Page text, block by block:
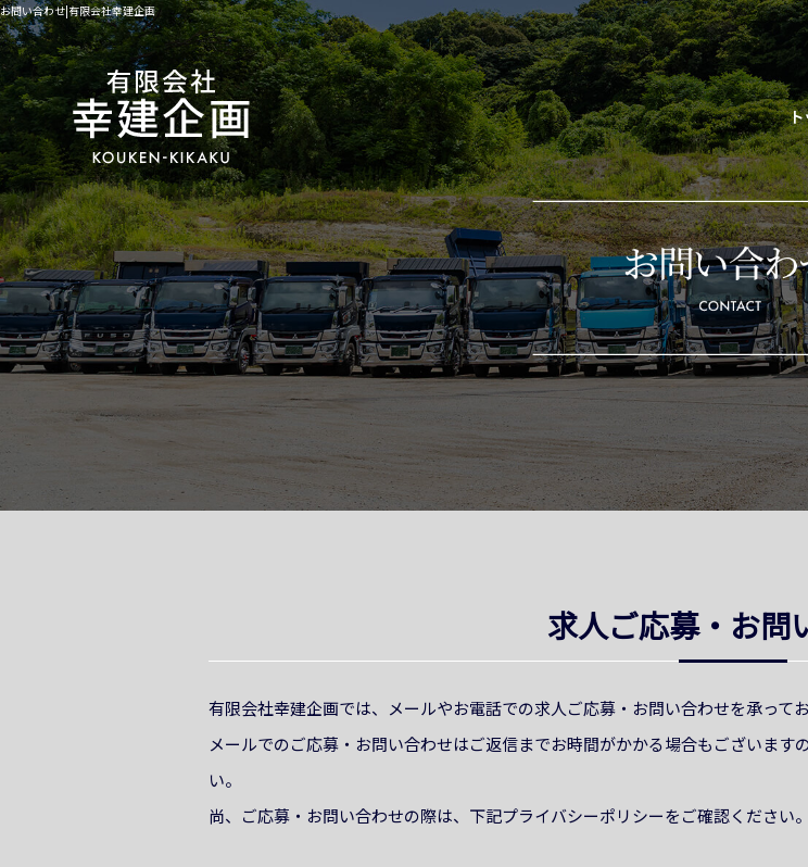
お問い合わせ|有限会社幸建企画
求人ご応募・お問
有限会社幸建企画では、メールやお電話での求人ご応募・お問い合わせを承ってお
メールでのご応募・お問い合わせはご返信までお時間がかかる場合もございま
い。
尚、ご応募・お問い合わせの際は、下記プライバシーポリシーをご確認ください。